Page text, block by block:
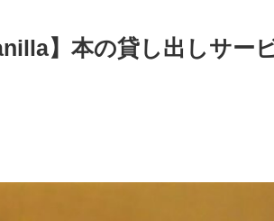
】本の貸し出しサー